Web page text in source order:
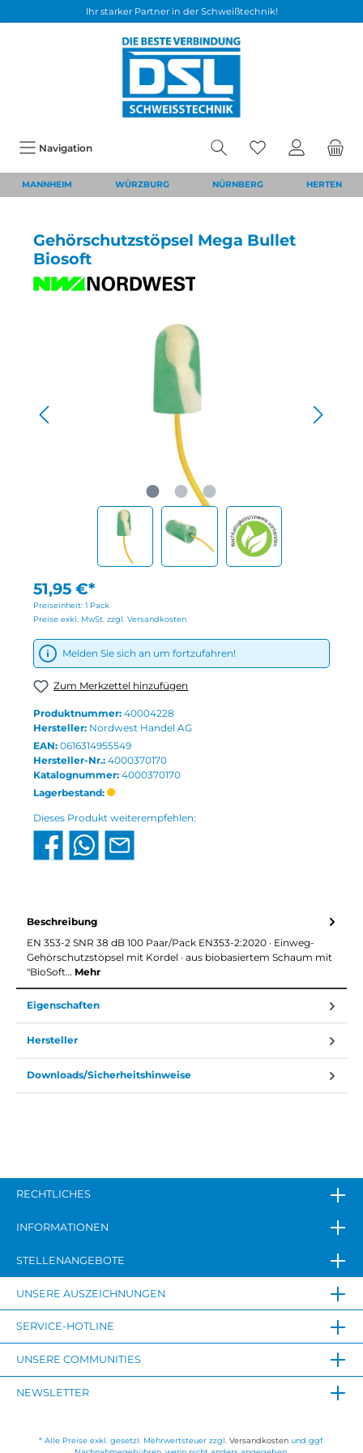
Ihr starker Partner in der Schweißtechnik!
Navigation
MANNHEIM WÜRZBURG NÜRNBERG HERTEN
Gehörschutzstöpsel Mega Bullet
Biosoft
51,95 €*
Preiseinheit: 1 Pack
Preise exkl. MwSt. zzgl. Versandkosten
Melden Sie sich an um fortzufahren!
Zum Merkzettel hinzufügen
Produktnummer: 40004228
Hersteller: Nordwest Handel AG
EAN: 0616314955549
Hersteller-Nr.: 4000370170
Katalognummer: 4000370170
Lagerbestand:
Dieses Produkt weiterempfehlen:
Beschreibung
EN 353-2 SNR 38 dB 100 Paar/Pack EN353-2:2020 · Einweg-
Gehörschutzstöpsel mit Kordel · aus biobasiertem Schaum mit
"BioSoft… Mehr
Eigenschaften
Hersteller
Downloads/Sicherheitshinweise
RECHTLICHES
INFORMATIONEN
STELLENANGEBOTE
UNSERE AUSZEICHNUNGEN
SERVICE-HOTLINE
UNSERE COMMUNITIES
NEWSLETTER
* Alle Preise exkl. gesetzl. Mehrwertsteuer zzgl. Versandkosten und ggf.